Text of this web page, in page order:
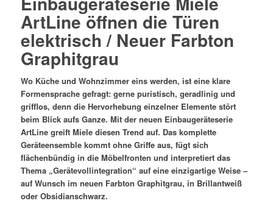
ArtLine öffnen die Türen
elektrisch / Neuer Farbton
Graphitgrau
Wo Küche und Wohnzimmer eins werden, ist eine klare
Formensprache gefragt: gerne puristisch, geradlinig und
grifflos, denn die Hervorhebung einzelner Elemente stört
beim Blick aufs Ganze. Mit der neuen Einbaugeräteserie
ArtLine greift Miele diesen Trend auf. Das komplette
Geräteensemble kommt ohne Griffe aus, fügt sich
flächenbündig in die Möbelfronten und interpretiert das
Thema „Gerätevollintegration“ auf eine einzigartige Weise –
auf Wunsch im neuen Farbton Graphitgrau, in Brillantweiß
oder Obsidianschwarz.